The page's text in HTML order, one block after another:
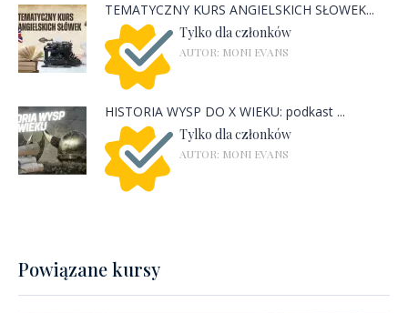
Powiązane kursy
TEMATYCZNY KURS ANGIELSKICH SŁÓWEK...
Tylko dla członków
AUTOR: MONI EVANS
HISTORIA WYSP DO X WIEKU: podkast ...
Tylko dla członków
AUTOR: MONI EVANS